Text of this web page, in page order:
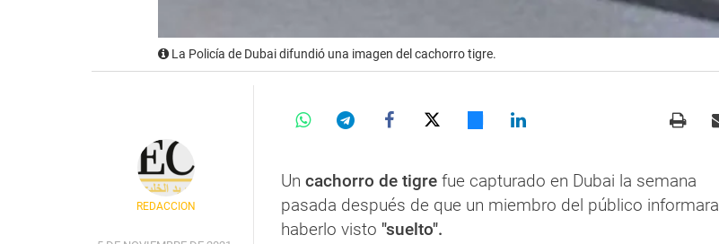
La Policía de Dubai difundió una imagen del cachorro tigre.
REDACCIÓN
Un cachorro de tigre fue capturado en Dubai la semana
pasada después de que un miembro del público informara
haberlo visto "suelto".